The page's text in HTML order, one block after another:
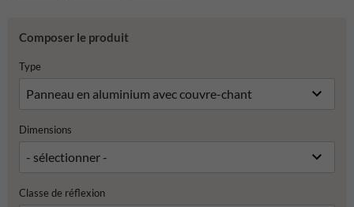
Composer le produit
Type
Dimensions
Classe de réflexion